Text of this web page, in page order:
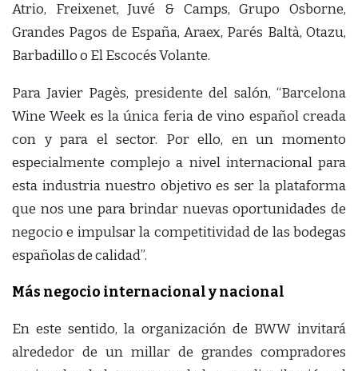
Atrio, Freixenet, Juvé & Camps, Grupo Osborne,
Grandes Pagos de España, Araex, Parés Baltà, Otazu,
Barbadillo o El Escocés Volante.
Para Javier Pagès, presidente del salón, “Barcelona
Wine Week es la única feria de vino español creada
con y para el sector. Por ello, en un momento
especialmente complejo a nivel internacional para
esta industria nuestro objetivo es ser la plataforma
que nos une para brindar nuevas oportunidades de
negocio e impulsar la competitividad de las bodegas
españolas de calidad”.
Más negocio internacional y nacional
En este sentido, la organización de BWW invitará
alrededor de un millar de grandes compradores